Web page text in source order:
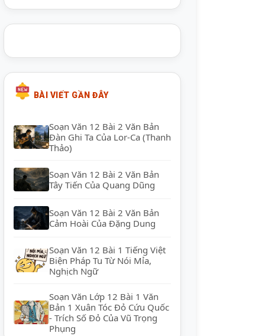
BÀI VIẾT GẦN ĐÂY
Soạn Văn 12 Bài 2 Văn Bản
Đàn Ghi Ta Của Lor-Ca (Thanh
Thảo)
Soạn Văn 12 Bài 2 Văn Bản
Tây Tiến Của Quang Dũng
Soạn Văn 12 Bài 2 Văn Bản
Cảm Hoài Của Đặng Dung
Soạn Văn 12 Bài 1 Tiếng Việt
Biện Pháp Tu Từ Nói Mỉa,
Nghịch Ngữ
Soạn Văn Lớp 12 Bài 1 Văn
Bản 1 Xuân Tóc Đỏ Cứu Quốc
- Trích Số Đỏ Của Vũ Trọng
Phụng